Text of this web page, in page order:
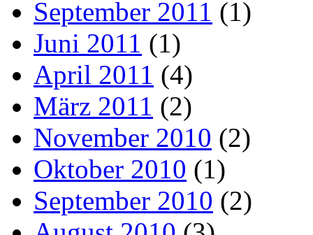
September 2011 (1)
Juni 2011 (1)
April 2011 (4)
März 2011 (2)
November 2010 (2)
Oktober 2010 (1)
September 2010 (2)